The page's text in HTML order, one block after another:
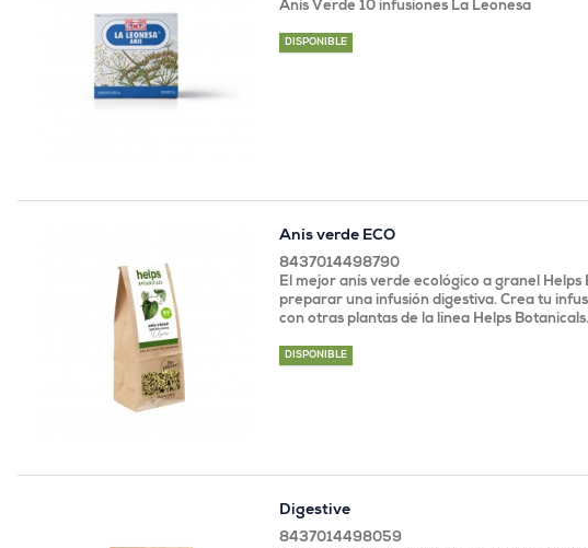
Anís Verde 10 infusiones La Leonesa
DISPONIBLE
Anís verde ECO
8437014498790
El mejor anís verde ecológico a granel Helps
preparar una infusión digestiva. Crea tu
con otras plantas de la línea Helps Botanicals.
DISPONIBLE
Digestive
8437014498059